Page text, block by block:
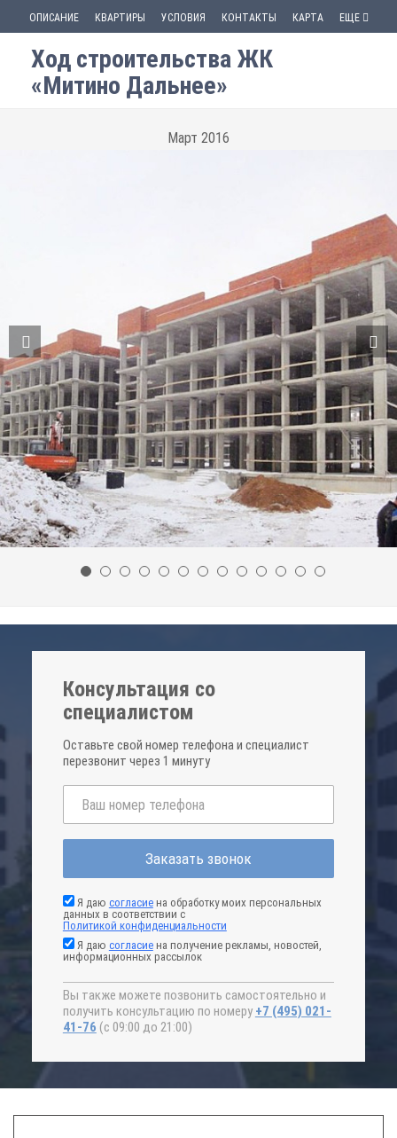
ОПИСАНИЕ КВАРТИРЫ УСЛОВИЯ КОНТАКТЫ КАРТА ЕЩЕ
Ход строительства ЖК
«Митино Дальнее»
Март 2016
Консультация со
специалистом
Оставьте свой номер телефона и специалист
перезвонит через 1 минуту
Заказать звонок
Я даю согласиена обработку моих персональных
данных в соответствии с
Политикой конфиденциальности
Я даю согласиена получение рекламы, новостей,
информационных рассылок
Вы также можете позвонить самостоятельно и
получить консультацию по номеру +7 (495) 021-
41-76 (с 09:00 до 21:00)